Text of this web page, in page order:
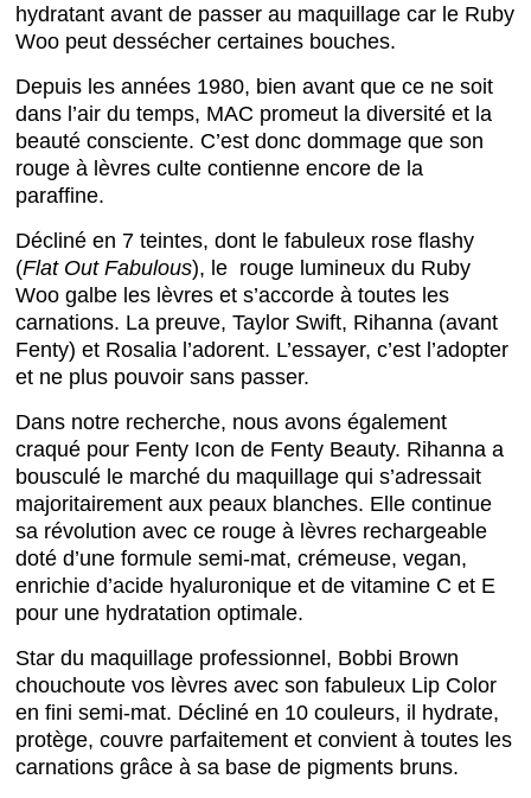
hydratant avant de passer au maquillage car le Ruby
Woo peut dessécher certaines bouches.
Depuis les années 1980, bien avant que ce ne soit
dans l’air du temps, MAC promeut la diversité et la
beauté consciente. C’est donc dommage que son
rouge à lèvres culte contienne encore de la
paraffine.
Décliné en 7 teintes, dont le fabuleux rose flashy
(Flat Out Fabulous), le rouge lumineux du Ruby
Woo galbe les lèvres et s’accorde à toutes les
carnations. La preuve, Taylor Swift, Rihanna (avant
Fenty) et Rosalia l’adorent. L’essayer, c’est l’adopter
et ne plus pouvoir sans passer.
Dans notre recherche, nous avons également
craqué pour Fenty Icon de Fenty Beauty. Rihanna a
bousculé le marché du maquillage qui s’adressait
majoritairement aux peaux blanches. Elle continue
sa révolution avec ce rouge à lèvres rechargeable
doté d’une formule semi-mat, crémeuse, vegan,
enrichie d’acide hyaluronique et de vitamine C et E
pour une hydratation optimale.
Star du maquillage professionnel, Bobbi Brown
chouchoute vos lèvres avec son fabuleux Lip Color
en fini semi-mat. Décliné en 10 couleurs, il hydrate,
protège, couvre parfaitement et convient à toutes les
carnations grâce à sa base de pigments bruns.